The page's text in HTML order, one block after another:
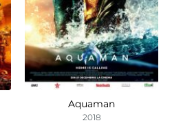
Aquaman
2018